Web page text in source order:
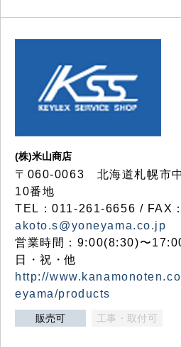
(株)米山商店
〒060-0063 北海道札幌市
10番地
TEL：011-261-6656 / FAX
akoto.s@yoneyama.co.jp
営業時間：9:00(8:30)〜
日・祝・他
http://
eyama/products
販売可 工事・取付可